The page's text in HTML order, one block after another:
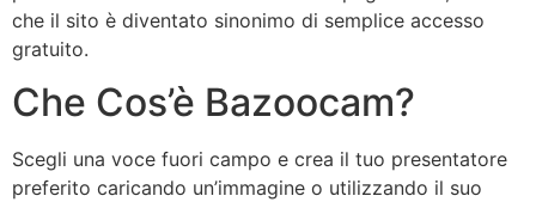
che il sito è diventato sinonimo di semplice accesso
gratuito.
Che Cos’è Bazoocam?
Scegli una voce fuori campo e crea il tuo presentatore
preferito caricando un’immagine o utilizzando il suo